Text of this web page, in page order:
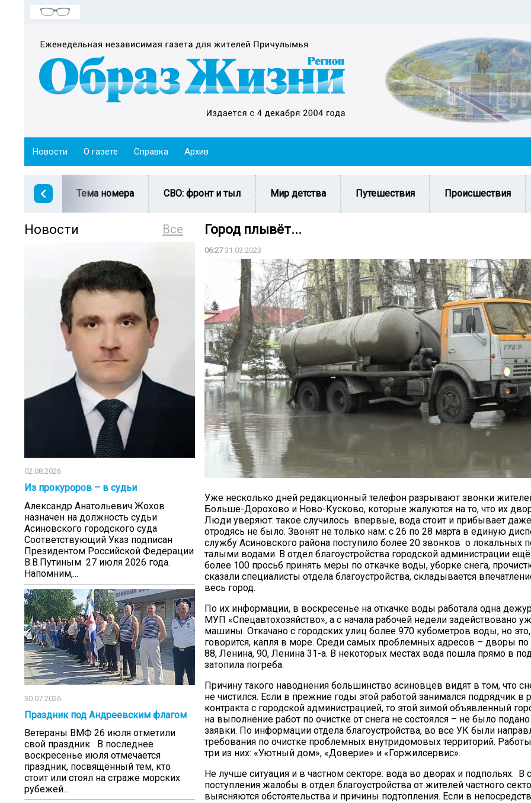
Новости О газете Справка Архив
Тема номера СВО: фронт и тыл Мир детства Путешествия Происшествия
Все
Новости
02.08.2026
Из прокуроров – в судьи
Александр Анатольевич Жохов
назначен на должность судьи
Асиновского городского суда
Соответствующий Указ подписан
Президентом Российской Федерации
В.В.Путиным 27 июля 2026 года.
Напомним,...
30.07.2026
Праздник под Андреевским флагом
Ветераны ВМФ 26 июля отметили
свой праздник В последнее
воскресенье июля отмечается
праздник, посвящённый тем, кто
стоит или стоял на страже морских
рубежей...
Город плывёт...
06:2731.03.2023
Уже несколько дней редакционный телефон разрывают звонки
Больше-Дорохово и Ново-Кусково, которые жалуются на то, что их
Люди уверяют: такое случилось впервые, вода стоит и прибывает
отродясь не было. Звонят не только нам: с 26 по 28 марта в единую
службу Асиновского района поступило более 20 звонков о локальных
талыми водами. В отдел благоустройства городской администрации
более 100 просьб принять меры по откачке воды, уборке снега,
сказали специалисты отдела благоустройства, складывается
весь город.
По их информации, в воскресенье на откачке воды работала одна
МУП «Спецавтохозяйство», а с начала рабочей недели задействовано
машины. Откачано с городских улиц более 970 кубометров воды, но
говорится, капля в море. Среди самых проблемных адресов – дворы по
88, Ленина, 90, Ленина 31-а. В некоторых местах вода пошла прямо в
затопила погреба.
Причину такого наводнения большинство асиновцев видят в том, что
не чистился. Если в прежние годы этой работой занимался подрядчик в
контракта с городской администрацией, то этой зимой объявленный
на выполнение работ по очистке от снега не состоялся – не было
заявки. По информации отдела благоустройства, во все УК были
требования по очистке проблемных внутридомовых территорий.
три из них: «Уютный дом», «Доверие» и «Горжилсервис».
Не лучше ситуация и в частном секторе: вода во дворах и подпольях. В
поступления жалобы в отдел благоустройства от жителей частного
выясняются обстоятельства и причины подтопления. Если в
20.09.2017